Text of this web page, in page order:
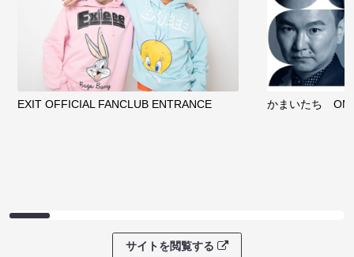
EXIT OFFICIAL FANCLUB ENTRANCE かまいたち
サイトを閲覧する